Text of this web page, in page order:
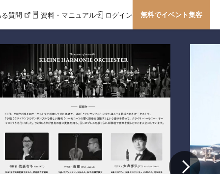
る質問 資料・マニュアル ログイン 無料でイベント集客